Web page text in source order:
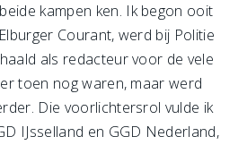
kampen ken. Ik begon ooit
Courant, werd bij Politie
als redacteur voor de vele
toen nog waren, maar werd
Die voorlichtersrol vulde ik
IJsselland en GGD Nederland,